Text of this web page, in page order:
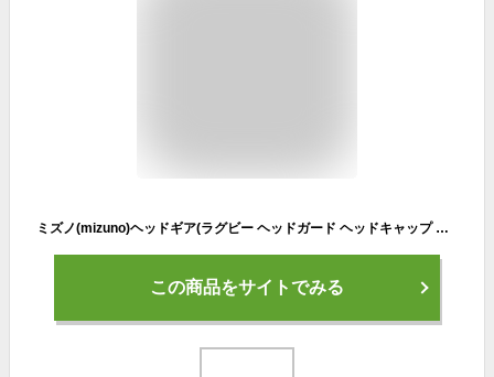
ミズノ(mizuno)ヘッドギア(ラグビー ヘッドガード ヘッドキャップ ラグビー防具 アクセサリー 部活)R3JTA801
この商品をサイトでみる